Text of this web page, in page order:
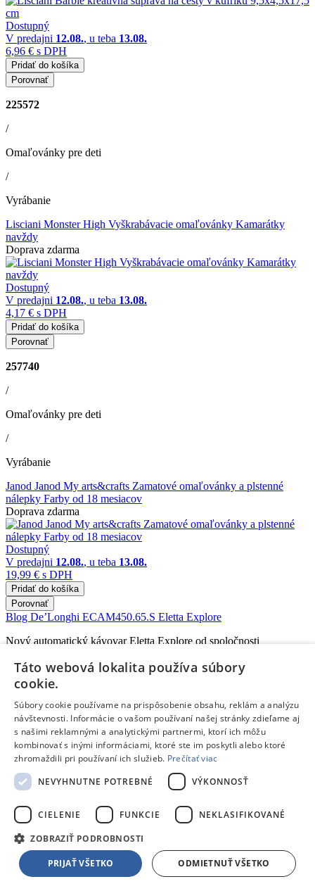
Dostupný
V predajni 12.08., u teba 13.08.
6,96 € s DPH
Pridať do košíka
Porovnať
225572
/
Omaľovánky pre deti
/
Vyrábanie
Lisciani Monster High Vyškrabávacie omaľovánky Kamarátky
navždy
Doprava zdarma
Dostupný
V predajni 12.08., u teba 13.08.
4,17 € s DPH
Pridať do košíka
Porovnať
257740
/
Omaľovánky pre deti
/
Vyrábanie
Janod Janod My arts&crafts Zamatové omaľovánky a plstenné
nálepky Farby od 18 mesiacov
Doprava zdarma
Dostupný
V predajni 12.08., u teba 13.08.
19,99 € s DPH
Pridať do košíka
Porovnať
Blog De’Longhi ECAM450.65.S Eletta Explore
Nový automatický kávovar Eletta Explore od spoločnosti
Čítať článok
BlogNavigačné schopnosti robotických kosačiek Ecovacs
Inteligentné robotické kosačky Ecovacs sa navigujú a kosia bez
potreby inštalácie obvodových káblov. Zabudnite na zložitú,
finančne nákladnú a dlhotrvajúcu inštaláciu. Robotická kosačka je
pripravená už za pár minút. Inteligentné plánovanie kosenia,
vyhýbanie sa prekážkam či zakázané zóny sú pri robotických
kosačkách Ecovacs samozrejmosťou.
Čítať článok
Záleží nám na našich zákazníkoch.
Spoznaj nás a zisti, prečo sa
nákup u nás skutočne oplatí.
Nevieš sa rozhodnúť alebo potrebuješ poradiť?Neváhaj a obráť
sa na našich odborníkov, sú tu len pre teba!
Pošli nám e-mail info@tpd.sk Navštív naše predajne Zoznam
Táto webová lokalita používa súbory
cookie.
Súbory cookie používame na prispôsobenie obsahu, reklám a analýzu
návštevnosti. Informácie o vašom používaní našej stránky zdieľame aj
s našimi reklamnými a analytickými partnermi, ktorí ich môžu
kombinovať s inými informáciami, ktoré ste im poskytli alebo ktoré
zhromaždili pri používaní ich služieb. Prečítať viac
NEVYHNUTNE POTREBNÉ
VÝKONNOSŤ
CIELENIE FUNKCIE NEKLASIFIKOVANÉ
ZOBRAZIŤ PODROBNOSTI
PRIJAŤ VŠETKO ODMIETNUŤ VŠETKO